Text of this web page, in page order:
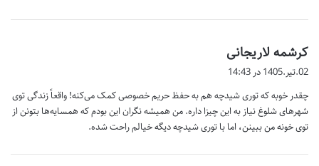
کرشمه لاریجانی
:
02.تیر.1405 در 14:43
چقدر خوبه که توری شیدچه هم به حفظ حریم خصوصی کمک می‌کنه! واقعاً زندگی توی
شهرهای شلوغ نیاز به این چیزا داره. من همیشه نگران این بودم که همسایه‌ها بتونن از
توی خونه من ببینن، اما با توری شیدچه دیگه خیالم راحت شده.